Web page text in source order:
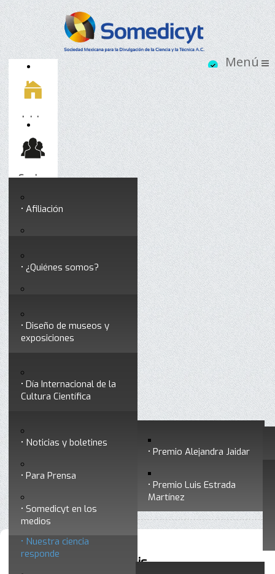
Inicio
Socios
Afiliación
Testimonios
Socios vigentes
Somedicyt
¿Quiénes somos?
Consejo Directivo
profesionales
Premios a divulgadores Premio Alejandra Jaidar
Premio Luis Estrada
Martínez
Servicios
Diseño de museos y
exposiciones
formar divulgadores
Día Internacional de la
Cultura Científica
Ciencia y Tecnología
Nuestra ciencia
responde
Noticias y boletines
Para Prensa
Somedicyt en los
medios
Contacto
Nuestra ciencia responde
•
El Colegio de San Luis